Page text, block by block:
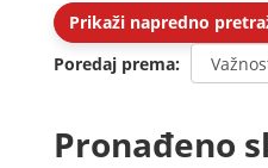
Prikaži napredno
Poredaj prema
Pronađeno